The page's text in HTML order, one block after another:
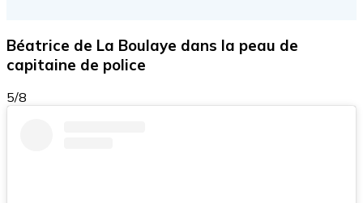
Béatrice de La Boulaye dans la peau de
capitaine de police
5/8